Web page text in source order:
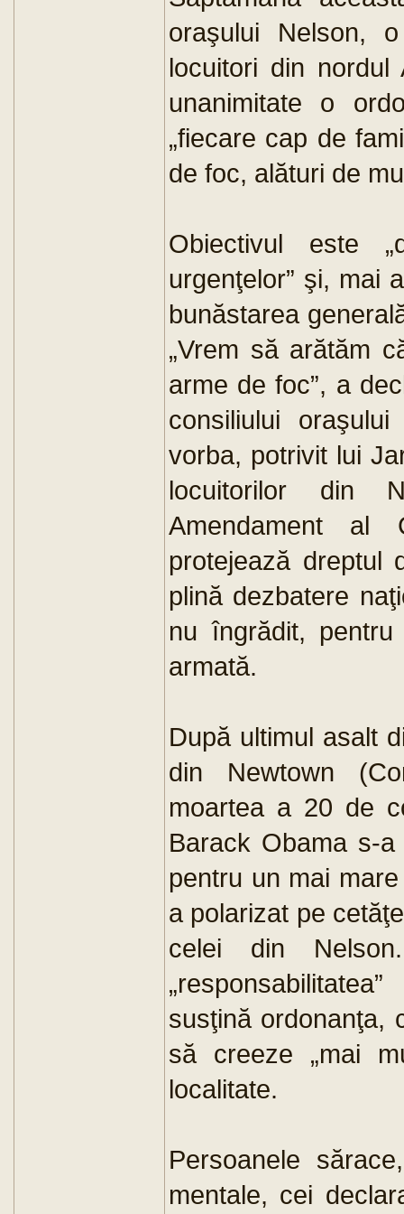
oraşului Nelson,
locuitori din
unanimitate o
„fiecare cap de
de foc, alături de
Obiectivul este
urgenţelor” şi, mai
bunăstarea
„Vrem să arătăm
arme de foc”, a
consiliului
vorba, potrivit lui
locuitorilor din
Amendament al
protejează
plină dezbatere
nu îngrădit,
armată.
După ultimul asalt
din Newtown
moartea a 20 de
Barack Obama s-
pentru un mai
a polarizat pe
celei din
susţină ordonanţa,
să creeze „mai
localitate.
Persoanele
mentale, cei